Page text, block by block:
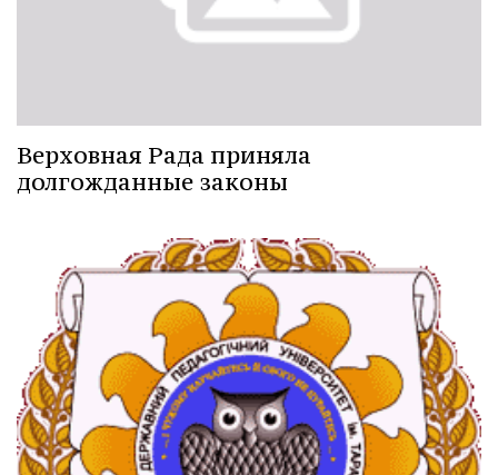
Верховная Рада приняла
долгожданные законы